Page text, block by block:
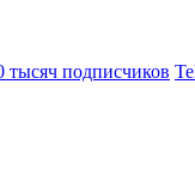
тысяч подписчиков